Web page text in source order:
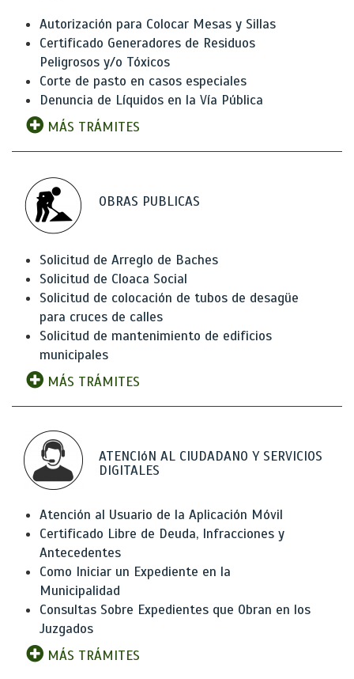
Autorización para Colocar Mesas y Sillas
Certificado Generadores de Residuos
Peligrosos y/o Tóxicos
Corte de pasto en casos especiales
Denuncia de Líquidos en la Vía Pública
MÁS TRÁMITES
OBRAS PUBLICAS
Solicitud de Arreglo de Baches
Solicitud de Cloaca Social
Solicitud de colocación de tubos de desagüe
para cruces de calles
Solicitud de mantenimiento de edificios
municipales
MÁS TRÁMITES
ATENCIóN AL CIUDADANO Y SERVICIOS
DIGITALES
Atención al Usuario de la Aplicación Móvil
Certificado Libre de Deuda, Infracciones y
Antecedentes
Como Iniciar un Expediente en la
Municipalidad
Consultas Sobre Expedientes que Obran en los
Juzgados
MÁS TRÁMITES